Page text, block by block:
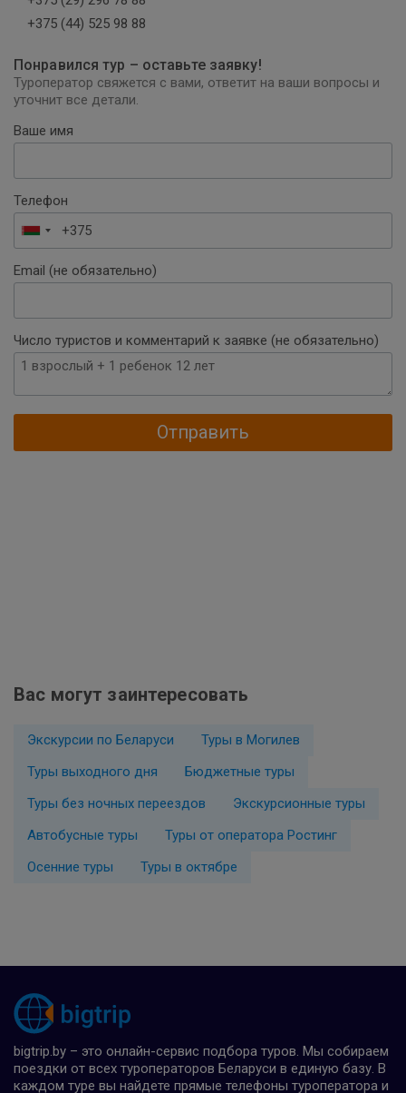
+375 (44) 525 98 88
Понравился тур – оставьте заявку!
Туроператор свяжется с вами, ответит на ваши вопросы и
уточнит все детали.
Ваше имя
Телефон
Беларусь
+375
Email (не обязательно)
Число туристов и комментарий к заявке (не обязательно)
Отправить
Вас могут заинтересовать
Экскурсии по Беларуси
Туры в Могилев
Туры выходного дня
Бюджетные туры
Туры без ночных переездов
Экскурсионные туры
Автобусные туры
Туры от оператора Ростинг
Осенние туры
Туры в октябре
bigtrip.by – это онлайн-сервис подбора туров. Мы собираем
поездки от всех туроператоров Беларуси в единую базу. В
каждом туре вы найдете прямые телефоны туроператора и